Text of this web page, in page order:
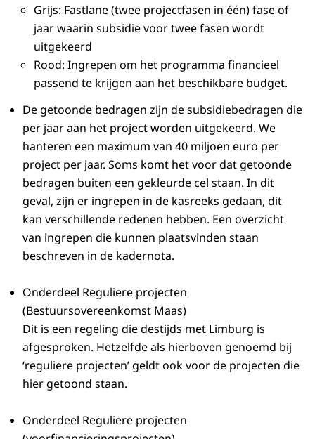
Grijs: Fastlane (twee projectfasen in één) fase of
jaar waarin subsidie voor twee fasen wordt
uitgekeerd
Rood: Ingrepen om het programma financieel
passend te krijgen aan het beschikbare budget.
De getoonde bedragen zijn de subsidiebedragen die
per jaar aan het project worden uitgekeerd. We
hanteren een maximum van 40 miljoen euro per
project per jaar. Soms komt het voor dat getoonde
bedragen buiten een gekleurde cel staan. In dit
geval, zijn er ingrepen in de kasreeks gedaan, dit
kan verschillende redenen hebben. Een overzicht
van ingrepen die kunnen plaatsvinden staan
beschreven in de kadernota.
Onderdeel Reguliere projecten
(Bestuursovereenkomst Maas)
Dit is een regeling die destijds met Limburg is
afgesproken. Hetzelfde als hierboven genoemd bij
‘reguliere projecten’ geldt ook voor de projecten die
hier getoond staan.
Onderdeel Reguliere projecten